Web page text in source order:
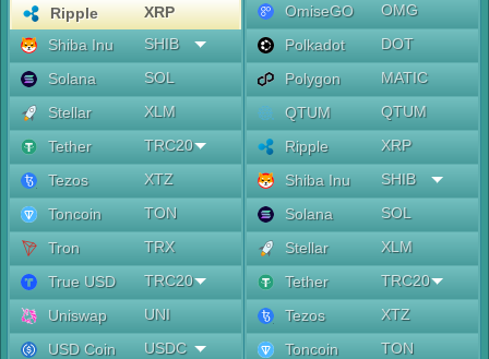
Ripple
XRP
Shiba Inu
SHIB
Solana
SOL
Stellar
XLM
Tether
TRC20
Tezos
XTZ
Toncoin
TON
Tron
TRX
True USD
TRC20
Uniswap
UNI
USD Coin
USDC
OmiseGO
OMG
Polkadot
DOT
Polygon
MATIC
QTUM
QTUM
Ripple
XRP
Shiba Inu
SHIB
Solana
SOL
Stellar
XLM
Tether
TRC20
Tezos
XTZ
Toncoin
TON